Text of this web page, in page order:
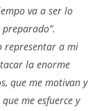
va a ser lo
representar a mi
la enorme
que me motivan y
me esfuerce y